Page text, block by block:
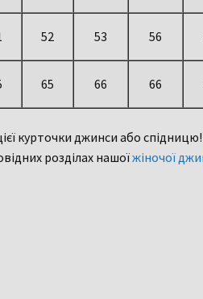
52 53 56
65 66 66
курточки джинси або
розділах нашоїжіночої